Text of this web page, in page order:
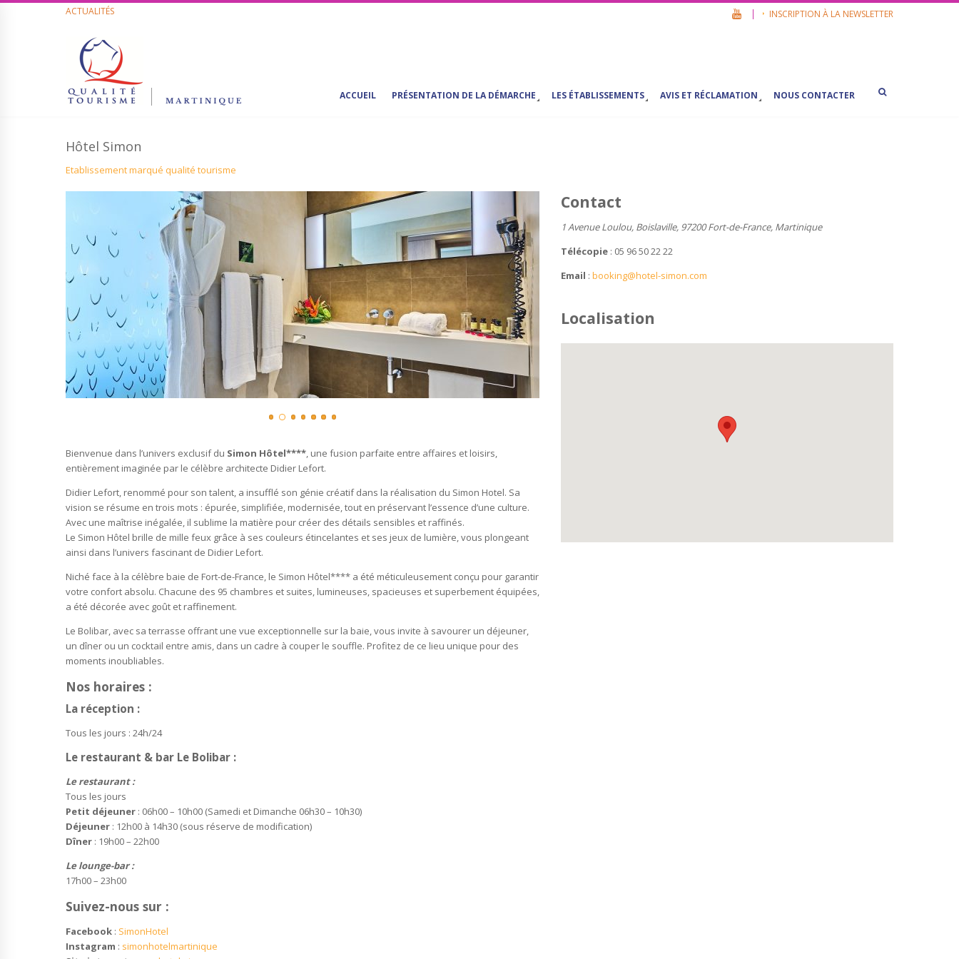
INSCRIPTION À LA NEWSLETTER
ACTUALITÉS
ACCUEIL PRÉSENTATION DE LA DÉMARCHE LES ÉTABLISSEMENTS AVIS ET RÉCLAMATION NOUS CONTACTER
Hôtel Simon
Etablissement marqué qualité tourisme
Bienvenue dans l’univers exclusif du Simon Hôtel****, une fusion parfaite entre affaires et loisirs,
entièrement imaginée par le célèbre architecte Didier Lefort.
Didier Lefort, renommé pour son talent, a insufflé son génie créatif dans la réalisation du Simon Hotel. Sa
vision se résume en trois mots : épurée, simplifiée, modernisée, tout en préservant l’essence d’une culture.
Avec une maîtrise inégalée, il sublime la matière pour créer des détails sensibles et raffinés.
Le Simon Hôtel brille de mille feux grâce à ses couleurs étincelantes et ses jeux de lumière, vous plongeant
ainsi dans l’univers fascinant de Didier Lefort.
Niché face à la célèbre baie de Fort-de-France, le Simon Hôtel**** a été méticuleusement conçu pour garantir
votre confort absolu. Chacune des 95 chambres et suites, lumineuses, spacieuses et superbement équipées,
a été décorée avec goût et raffinement.
Le Bolibar, avec sa terrasse offrant une vue exceptionnelle sur la baie, vous invite à savourer un déjeuner,
un dîner ou un cocktail entre amis, dans un cadre à couper le souffle. Profitez de ce lieu unique pour des
moments inoubliables.
Nos horaires :
La réception :
Tous les jours : 24h/24
Le restaurant & bar Le Bolibar :
Le restaurant :
Tous les jours
Petit déjeuner : 06h00 – 10h00 (Samedi et Dimanche 06h30 – 10h30)
Déjeuner : 12h00 à 14h30 (sous réserve de modification)
Dîner : 19h00 – 22h00
Le lounge-bar :
17h00 – 23h00
Suivez-nous sur :
Facebook : SimonHotel
Instagram : simonhotelmartinique
Contact
1 Avenue Loulou, Boislaville, 97200 Fort-de-France, Martinique
Télécopie : 05 96 50 22 22
Email :booking@hotel-simon.com
Localisation